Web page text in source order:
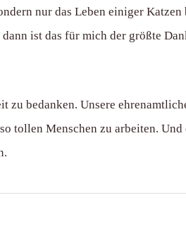
nur das Leben einiger Katzen
ist das für mich der größte
bedanken. Unsere
tollen Menschen zu arbeiten.